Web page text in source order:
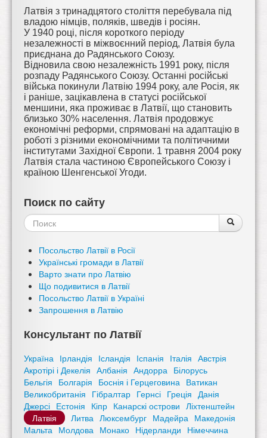
Латвія з тринадцятого століття перебувала під
владою німців, поляків, шведів і росіян.
У 1940 році, після короткого періоду
незалежності в міжвоєнний період, Латвія була
приєднана до Радянського Союзу.
Відновила свою незалежність 1991 року, після
розпаду Радянського Союзу. Останні російські
війська покинули Латвію 1994 року, але Росія, як
і раніше, зацікавлена в статусі російської
меншини, яка проживає в Латвії, що становить
близько 30% населення. Латвія продовжує
економічні реформи, спрямовані на адаптацію в
роботі з різними економічними та політичними
інститутами Західної Європи. 1 травня 2004 року
Латвія стала частиною Європейського Союзу і
країною Шенгенської Угоди.
Поиск по сайту
Форма
поиска
Поиск
Посольство Латвії в Росії
Українські громади в Латвії
Варто знати про Латвію
Що подивитися в Латвії
Посольство Латвії в Україні
Запрошення в Латвію
Консультант по Латвії
Україна Ірландія Ісландія Іспанія Італія Австрія
Акротірі і Декелія Албанія Андорра Білорусь
Бельгія Болгарія Боснія і Герцеговина Ватикан
Великобританія Гібралтар Гернсі Греція Данія
Джерсі Естонія Кіпр Канарскі острови Ліхтенштейн
Латвія
Литва Люксембург Мадейра Македонія
Мальта Молдова Монако Нідерланди Німеччина